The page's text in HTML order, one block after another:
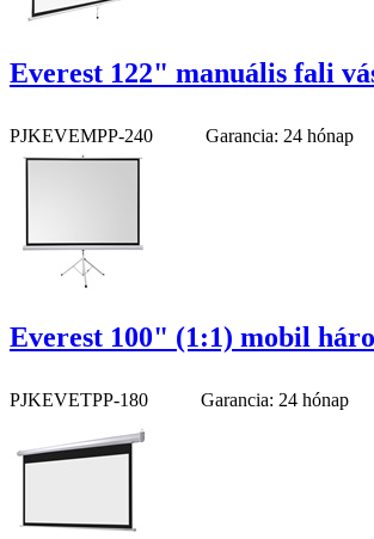
Everest 122" manuális fali
PJKEVEMPP-240 Garancia: 24 hónap
Everest 100" (1:1) mobil
PJKEVETPP-180 Garancia: 24 hónap